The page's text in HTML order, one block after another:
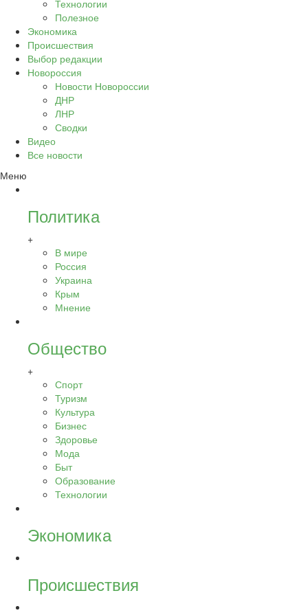
Технологии
Полезное
Экономика
Происшествия
Выбор редакции
Новороссия
Новости Новороссии
ДНР
ЛНР
Сводки
Видео
Все новости
Меню
Политика
+
В мире
Россия
Украина
Крым
Мнение
Общество
+
Спорт
Туризм
Культура
Бизнес
Здоровье
Мода
Быт
Образование
Технологии
Экономика
Происшествия